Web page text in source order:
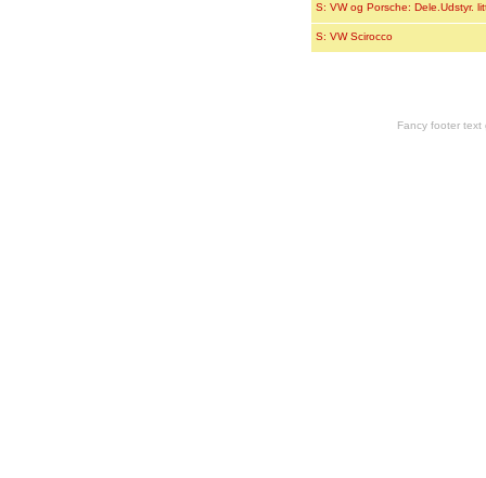
S: VW og Porsche: Dele.Udstyr.
S: VW Scirocco
Fancy footer